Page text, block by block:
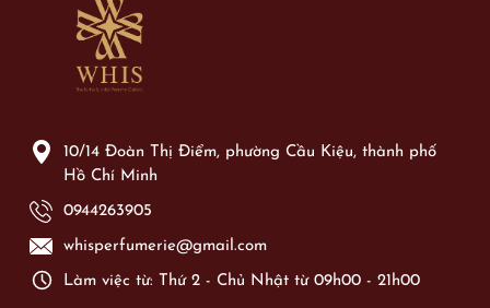
10/14 Đoàn Thị Điểm, phường Cầu Kiệu, thành phố
Hồ Chí Minh
0944263905
whisperfumerie@gmail.com
Làm việc từ: Thứ 2 - Chủ Nhật từ 09h00 - 21h00